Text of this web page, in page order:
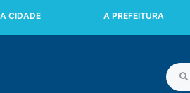
CIDADE A PREFEITURA